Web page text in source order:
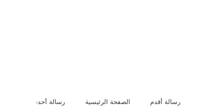
رسالة أحدث رسالة أقدم الصفحة الرئيسية